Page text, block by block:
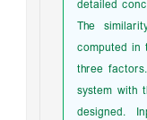
detailed
The
computed
three
system
designed.